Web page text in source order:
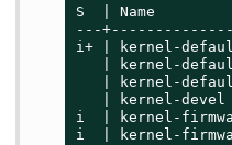
S  | Name
---
i+ | kernel-
| kernel-
| kernel-
| kernel-devel
i  | kernel-
i  | kernel-